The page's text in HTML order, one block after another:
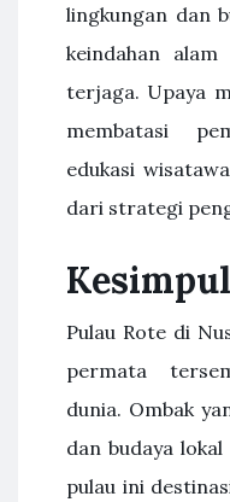
lingkungan dan
keindahan
terjaga. Upaya
membatasi
edukasi
dari strategi
Pulau Rote di
permata
dunia. Ombak
dan budaya
pulau ini